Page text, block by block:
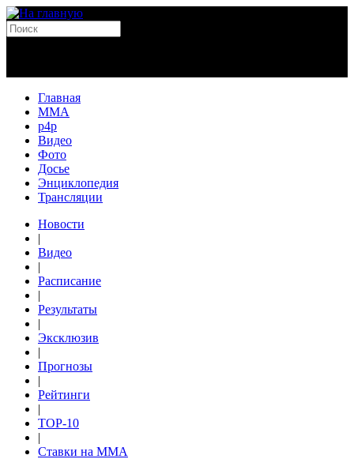
Главная
MMA
p4p
Видео
Фото
Досье
Энциклопедия
Трансляции
Новости
|
Видео
|
Расписание
|
Результаты
|
Эксклюзив
|
Прогнозы
|
Рейтинги
|
TOP-10
|
Ставки на ММА